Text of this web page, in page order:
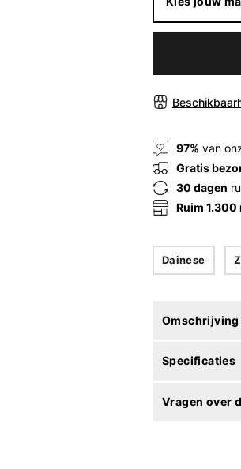
97% van
Gratis
30 dagen
Ruim 1.300
Dainese
Omschrijving
Specificaties
Vragen over